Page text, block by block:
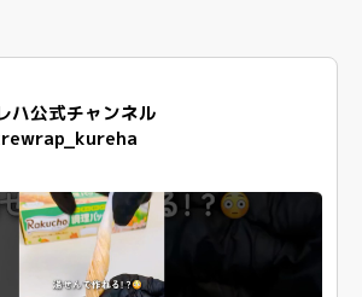
ハ公式チャンネル